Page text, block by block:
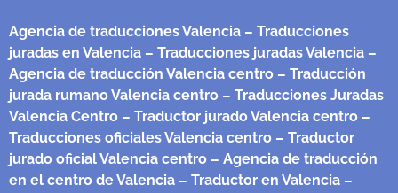
Agencia de traducciones Valencia – Traducciones
juradas en Valencia – Traducciones juradas Valencia –
Agencia de traducción Valencia centro – Traducción
jurada rumano Valencia centro – Traducciones Juradas
Valencia Centro – Traductor jurado Valencia centro –
Traducciones oficiales Valencia centro – Traductor
jurado oficial Valencia centro – Agencia de traducción
en el centro de Valencia – Traductor en Valencia –